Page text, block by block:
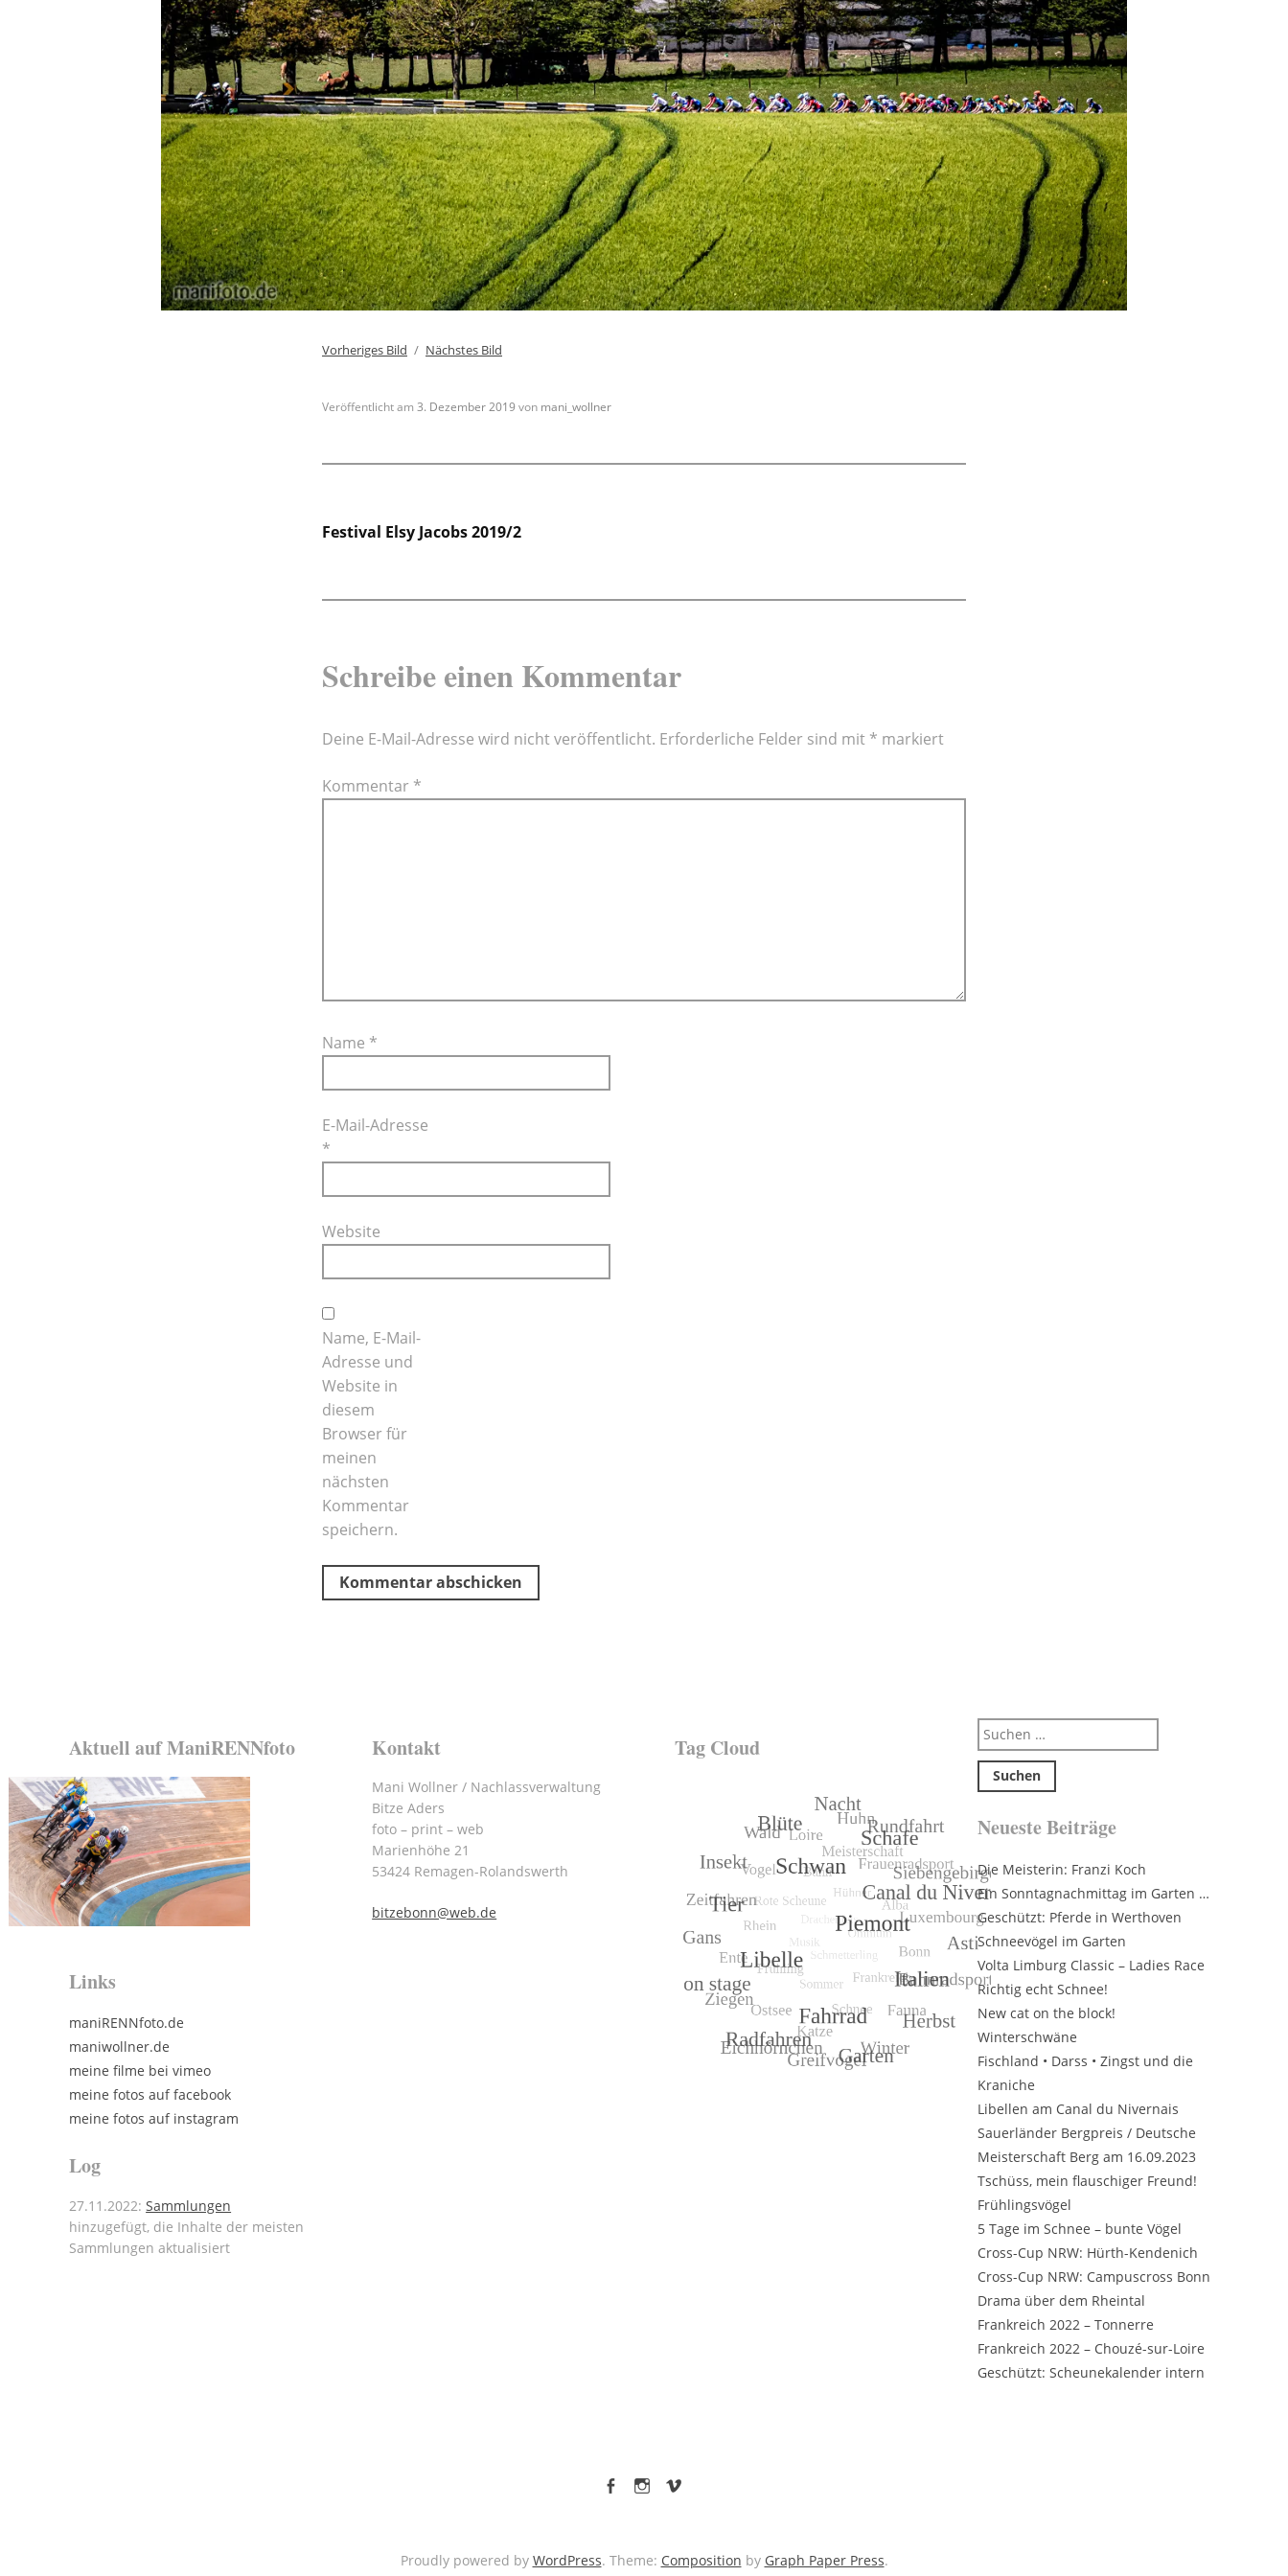
Vorheriges Bild Nächstes Bild
Veröffentlicht am 3. Dezember 2019 von mani_wollner
Beitragsnavigation
Festival Elsy Jacobs 2019/2
Schreibe einen Kommentar
Deine E-Mail-Adresse wird nicht veröffentlicht. Erforderliche Felder sind mit * markiert
Kommentar *
Name *
E-Mail-Adresse
*
Website
Name, E-Mail-
Adresse und
Website in
diesem
Browser für
meinen
nächsten
Kommentar
speichern.
Aktuell auf ManiRENNfoto
Links
maniRENNfoto.de
maniwollner.de
meine filme bei vimeo
meine fotos auf facebook
meine fotos auf instagram
Log
27.11.2022:Sammlungen
hinzugefügt, die Inhalte der meisten
Sammlungen aktualisiert
Kontakt
Mani Wollner / Nachlassverwaltung
Bitze Aders
foto – print – web
Marienhöhe 21
53424 Remagen-Rolandswerth
bitzebonn@web.de
Tag Cloud
Suchen
nach:
Neueste Beiträge
Die Meisterin: Franzi Koch
Ein Sonntagnachmittag im Garten …
Geschützt: Pferde in Werthoven
Schneevögel im Garten
Volta Limburg Classic – Ladies Race
Richtig echt Schnee!
New cat on the block!
Winterschwäne
Fischland • Darss • Zingst und die
Kraniche
Libellen am Canal du Nivernais
Sauerländer Bergpreis / Deutsche
Meisterschaft Berg am 16.09.2023
Tschüss, mein flauschiger Freund!
Frühlingsvögel
5 Tage im Schnee – bunte Vögel
Cross-Cup NRW: Hürth-Kendenich
Cross-Cup NRW: Campuscross Bonn
Drama über dem Rheintal
Frankreich 2022 – Tonnerre
Frankreich 2022 – Chouzé-sur-Loire
Geschützt: Scheunekalender intern
Proudly powered by WordPress. Theme: Composition by Graph Paper Press.